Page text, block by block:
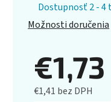
Dostupnosť 2 - 4
Možnosti doručenia
€1,73
€1,41 bez DPH